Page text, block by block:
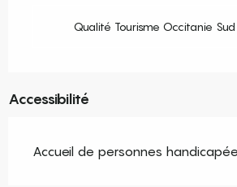
Qualité Tourisme Occitanie
Accessibilité
Accueil de personnes